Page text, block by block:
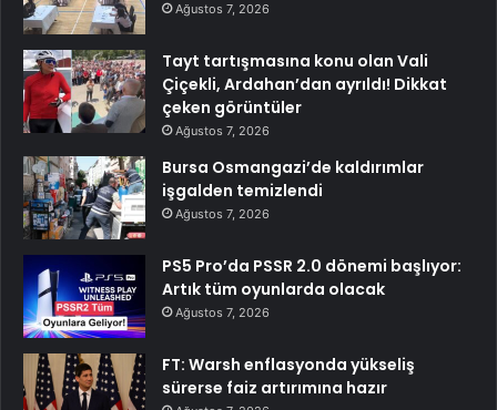
Ağustos 7, 2026
Tayt tartışmasına konu olan Vali
Çiçekli, Ardahan’dan ayrıldı! Dikkat
çeken görüntüler
Ağustos 7, 2026
Bursa Osmangazi’de kaldırımlar
işgalden temizlendi
Ağustos 7, 2026
PS5 Pro’da PSSR 2.0 dönemi başlıyor:
Artık tüm oyunlarda olacak
Ağustos 7, 2026
FT: Warsh enflasyonda yükseliş
sürerse faiz artırımına hazır